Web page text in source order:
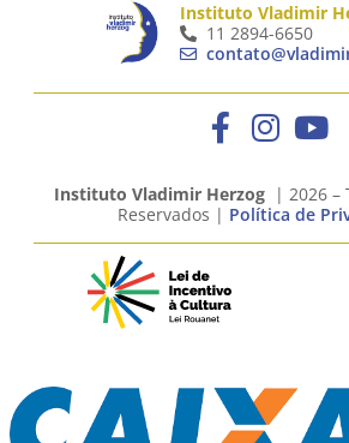
Instituto Vladimir
11 2894-6650
Instituto Vladimir Herzog | 2026 –
Reservados | Política de